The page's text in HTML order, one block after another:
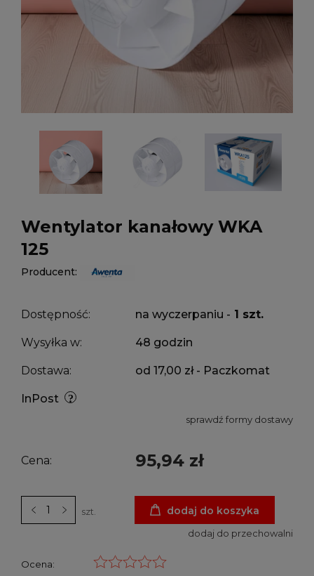
Wentylator kanałowy WKA
125
Producent:
Dostępność: na wyczerpaniu - 1 szt.
Wysyłka w: 48 godzin
Dostawa: od 17,00 zł - Paczkomat
InPost
sprawdź formy dostawy
Cena: 95,94 zł
szt. dodaj do koszyka
dodaj do przechowalni
Ocena: